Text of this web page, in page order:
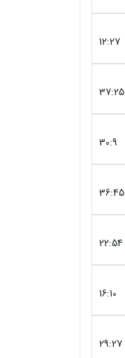
12:27
37:25
30:9
36:45
22:54
16:10
29:27